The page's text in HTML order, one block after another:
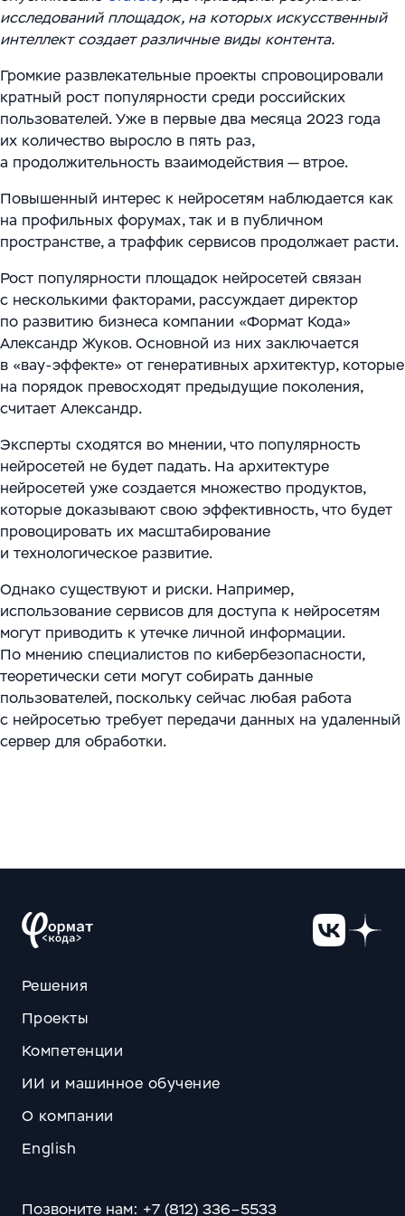
WMS Управление складом
Системы визуального контроля на основе ИИ
Системы стандартизации и управления данными
для логистических и производственных
комплексов
Решения для производственной безопасности
Программное обеспечение для интеграции
автоматизированного и роботизированного
оборудования
Интеллектуальная обработка документов (IDP) в
международной логистике и транспорте
Импортозамещение
Модели сотрудничества
Блог
Мероприятия
Работа
Юридическая информация
Main
Warehouse Logistics and Automation
Связаться с нами
исследований площадок, на которых искусственный
интеллект создает различные виды контента.
Громкие развлекательные проекты спровоцировали
кратный рост популярности среди российских
пользователей. Уже в первые два месяца 2023 года
их количество выросло в пять раз,
а продолжительность взаимодействия — втрое.
Повышенный интерес к нейросетям наблюдается как
на профильных форумах, так и в публичном
пространстве, а траффик сервисов продолжает расти.
Рост популярности площадок нейросетей связан
с несколькими факторами, рассуждает директор
по развитию бизнеса компании «Формат Кода»
Александр Жуков. Основной из них заключается
в «вау-эффекте» от генеративных архитектур, которые
на порядок превосходят предыдущие поколения,
считает Александр.
Эксперты сходятся во мнении, что популярность
нейросетей не будет падать. На архитектуре
нейросетей уже создается множество продуктов,
которые доказывают свою эффективность, что будет
провоцировать их масштабирование
и технологическое развитие.
Однако существуют и риски. Например,
использование сервисов для доступа к нейросетям
могут приводить к утечке личной информации.
По мнению специалистов по кибербезопасности,
теоретически сети могут собирать данные
пользователей, поскольку сейчас любая работа
с нейросетью требует передачи данных на удаленный
сервер для обработки.
Решения
Проекты
Компетенции
ИИ и машинное обучение
О компании
English
Позвоните нам: +7 (812) 336–5533